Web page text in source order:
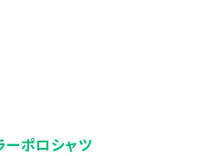
ーポロシャツ